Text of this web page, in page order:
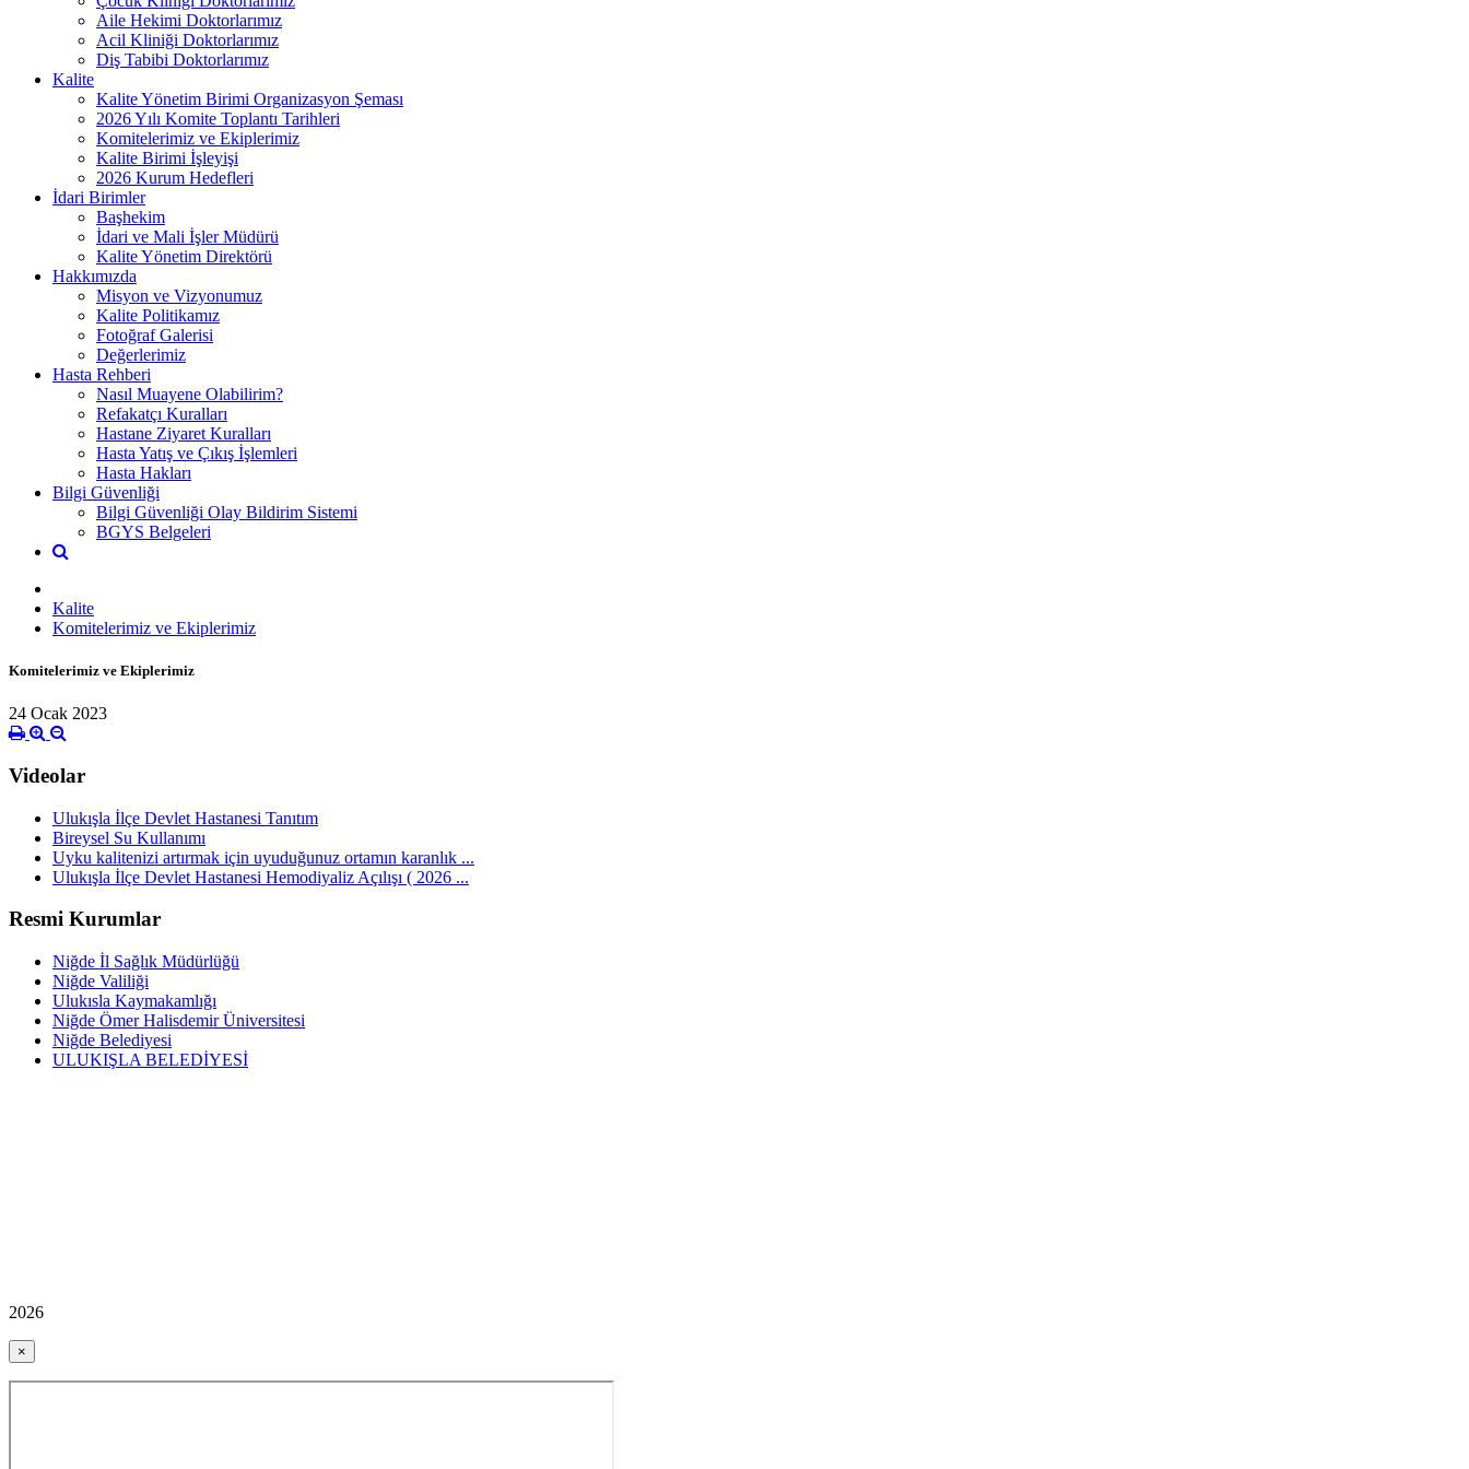
Aile Hekimi Doktorlarımız
Acil Kliniği Doktorlarımız
Diş Tabibi Doktorlarımız
Kalite
Kalite Yönetim Birimi Organizasyon Şeması
2026 Yılı Komite Toplantı Tarihleri
Komitelerimiz ve Ekiplerimiz
Kalite Birimi İşleyişi
2026 Kurum Hedefleri
İdari Birimler
Başhekim
İdari ve Mali İşler Müdürü
Kalite Yönetim Direktörü
Hakkımızda
Misyon ve Vizyonumuz
Kalite Politikamız
Fotoğraf Galerisi
Değerlerimiz
Hasta Rehberi
Nasıl Muayene Olabilirim?
Refakatçı Kuralları
Hastane Ziyaret Kuralları
Hasta Yatış ve Çıkış İşlemleri
Hasta Hakları
Bilgi Güvenliği
Bilgi Güvenliği Olay Bildirim Sistemi
BGYS Belgeleri
Kalite
Komitelerimiz ve Ekiplerimiz
Komitelerimiz ve Ekiplerimiz
24 Ocak 2023
Videolar
Ulukışla İlçe Devlet Hastanesi Tanıtım
​Bireysel Su Kullanımı
Uyku kalitenizi artırmak için uyuduğunuz ortamın karanlık ...
Ulukışla İlçe Devlet Hastanesi Hemodiyaliz Açılışı ( 2026 ...
Resmi Kurumlar
Niğde İl Sağlık Müdürlüğü
Niğde Valiliği
Ulukısla Kaymakamlığı
Niğde Ömer Halisdemir Üniversitesi
Niğde Belediyesi
ULUKIŞLA BELEDİYESİ
2026
×